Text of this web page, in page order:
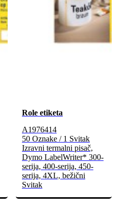
Role etiketa
A1976414
50 Oznake / 1 Svitak
Izravni termalni pisač,
Dymo LabelWriter* 300-
serija, 400-serija, 450-
serija, 4XL, bežični
Svitak